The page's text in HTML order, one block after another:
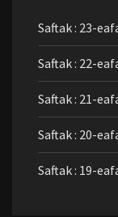
Saftak : 23-
Saftak : 22-
Saftak : 21-
Saftak : 20-
Saftak : 19-